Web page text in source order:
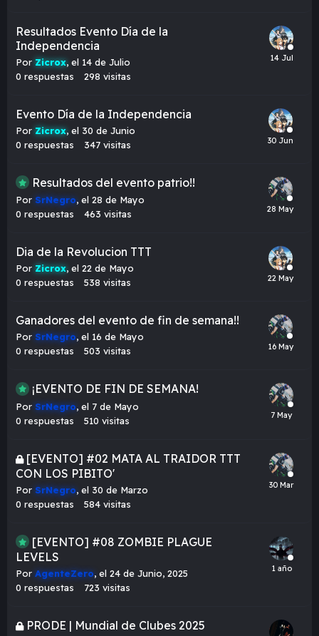
Resultados Evento Día de la
Independencia
Por Zicrox, el 14 de Julio
0 respuestas 298 visitas
Evento Día de la Independencia
Por Zicrox, el 30 de Junio
0 respuestas 347 visitas
Resultados del evento patrio!!
Por SrNegro, el 28 de Mayo
0 respuestas 463 visitas
Dia de la Revolucion TTT
Por Zicrox, el 22 de Mayo
0 respuestas 538 visitas
Ganadores del evento de fin de semana!!
Por SrNegro, el 16 de Mayo
0 respuestas 503 visitas
¡EVENTO DE FIN DE SEMANA!
Por SrNegro, el 7 de Mayo
0 respuestas 510 visitas
[EVENTO] #02 MATA AL TRAIDOR TTT
CON LOS PIBITO'
Por SrNegro, el 30 de Marzo
0 respuestas 584 visitas
[EVENTO] #08 ZOMBIE PLAGUE
LEVELS
Por AgenteZero, el 24 de Junio, 2025
0 respuestas 723 visitas
PRODE | Mundial de Clubes 2025